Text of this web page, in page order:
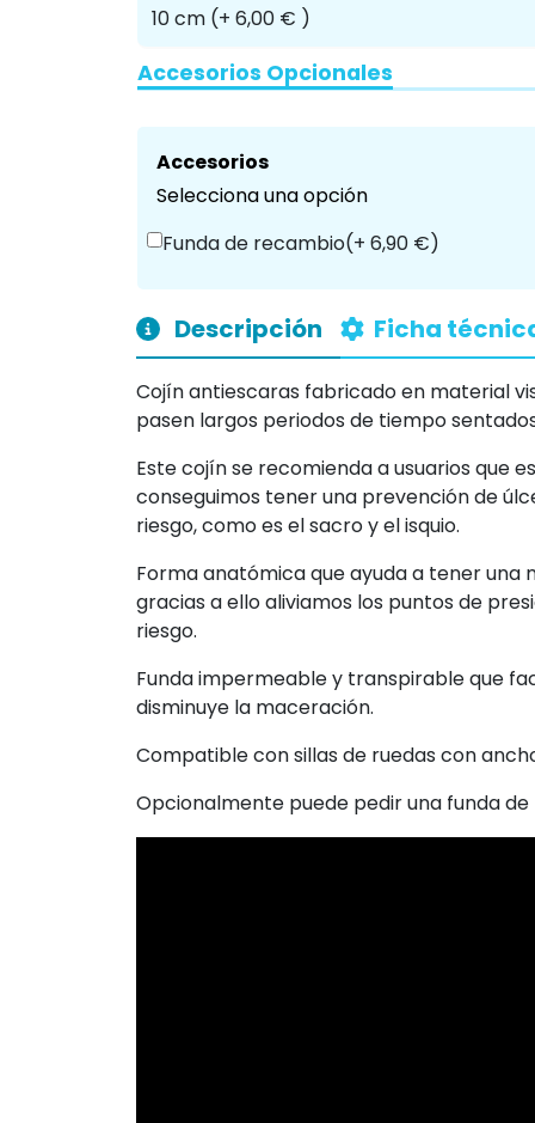
Accesorios Opcionales
Accesorios
Selecciona una opción
Funda de recambio(+ 6,90 €)
Descripción Ficha
Cojín antiescaras fabricado en material
pasen largos periodos de tiempo
Este cojín se recomienda a usuarios que
conseguimos tener una prevención de
riesgo, como es el sacro y el isquio.
Forma anatómica que ayuda a tener
gracias a ello aliviamos los puntos de
riesgo.
Funda impermeable y transpirable que
disminuye la maceración.
Compatible con sillas de ruedas con
Opcionalmente puede pedir una funda